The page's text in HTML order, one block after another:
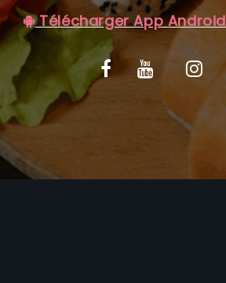
Télécharger App Android